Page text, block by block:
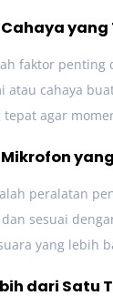
yang
faktor
atau cahaya
tepat agar
peralatan
sesuai
yang lebih
dari Satu